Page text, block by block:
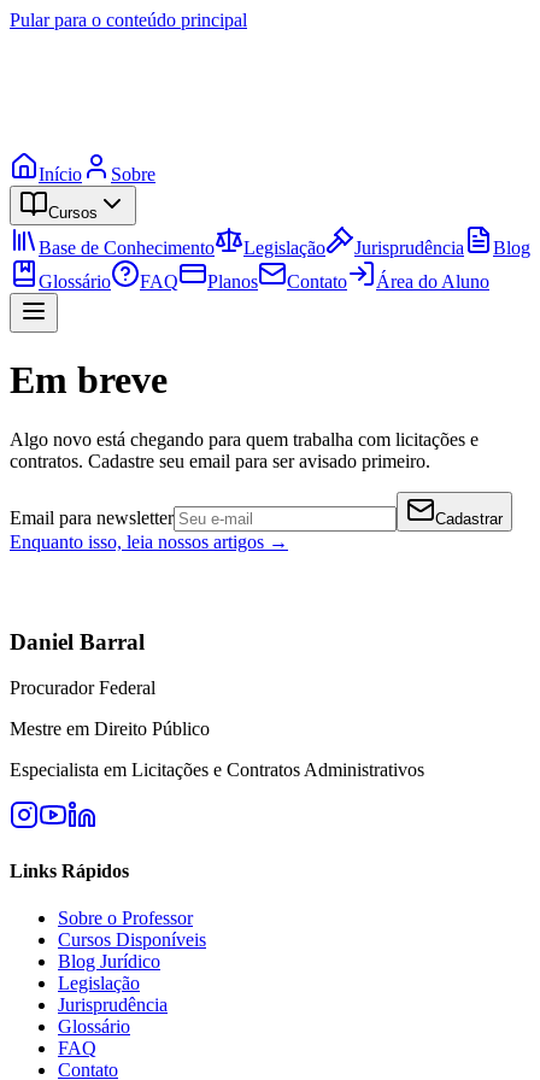
Pular para o conteúdo principal
Início Sobre
Cursos
Base de Conhecimento Legislação Jurisprudência
Blog
Glossário
FAQ Planos Contato Área do Aluno
Em breve
Algo novo está chegando para quem trabalha com licitações e
contratos. Cadastre seu email para ser avisado primeiro.
Email para newsletter Cadastrar
Enquanto isso, leia nossos artigos →
Daniel Barral
Procurador Federal
Mestre em Direito Público
Especialista em Licitações e Contratos Administrativos
Links Rápidos
Sobre o Professor
Cursos Disponíveis
Blog Jurídico
Legislação
Jurisprudência
Glossário
FAQ
Contato